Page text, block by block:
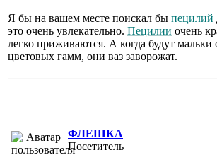
Я бы на вашем месте поискал бы пецилий
это очень увлекательно. Пецилии очень
легко приживаются. А когда будут мальки
цветовых гамм, они ваз заворожат.
ФЛЕШКА
Посетитель